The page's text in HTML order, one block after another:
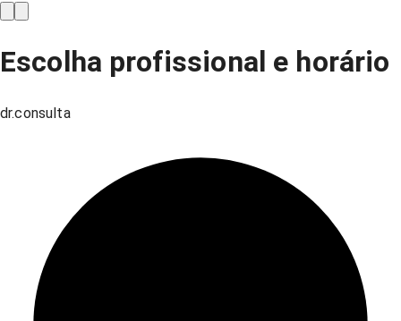
Escolha profissional e horário
dr.consulta